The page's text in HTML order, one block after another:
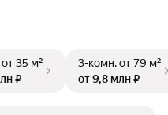
от 35 м²
₽
3-комн.от 79 м²
от 9,8 млн ₽